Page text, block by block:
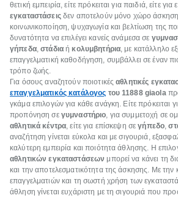
θετική εμπειρία, είτε πρόκειται για παιδιά, είτε για
εγκαταστάσειςδεν αποτελούν μόνο χώρο
κοινωνικοποίηση, ψυχαγωγία και βελτίωση της
δυνατότητα να επιλέγει κανείς ανάμεσα σε
γήπεδα,στάδιαή κολυμβητήρια, με κατάλληλο
επαγγελματική καθοδήγηση, συμβάλλει σε έναν
τρόπο ζωής.
Για όσους αναζητούν ποιοτικέςαθλητικές
επαγγελματικός κατάλογος του 11888 giaola
γκάμα επιλογών για κάθε ανάγκη. Είτε πρόκειται
προπόνηση σε γυμναστήριο, για συμμετοχή σε
αθλητικά κέντρα, είτε για επίσκεψη σεγήπεδο,
αναζήτηση γίνεται εύκολα και με σιγουριά,
καλύτερη εμπειρία και ποιότητα άθλησης. Η
αθλητικών εγκαταστάσεων μπορεί να κάνει τη
και την αποτελεσματικότητα της άσκησης. Με
επαγγελματιών και τη σωστή χρήση των
άθληση γίνεται ευχάριστη με τη σιγουριά που